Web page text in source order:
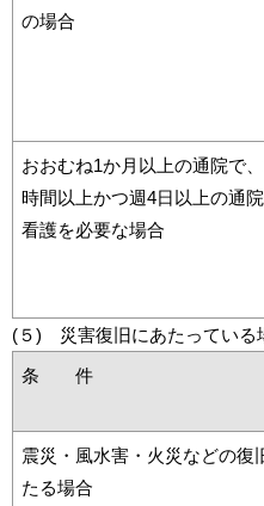
の場合
おおむね1か月以上の通院で
時間以上かつ週4日以上の通
看護を必要な場合
(５) 災害復旧にあたっている
条 件
震災・風水害・火災などの復
たる場合